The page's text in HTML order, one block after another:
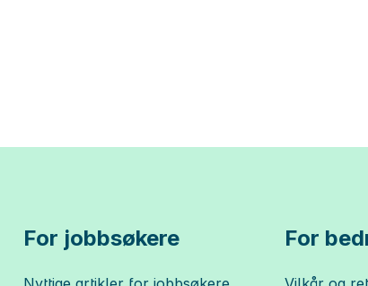
For jobbsøkere For